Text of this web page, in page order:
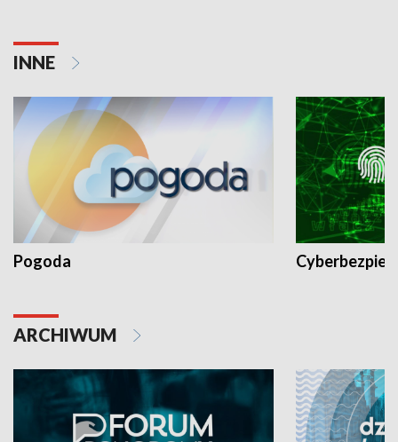
INNE
Pogoda
ARCHIWUM